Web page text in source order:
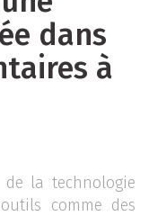
dans
à
la technologie
comme des